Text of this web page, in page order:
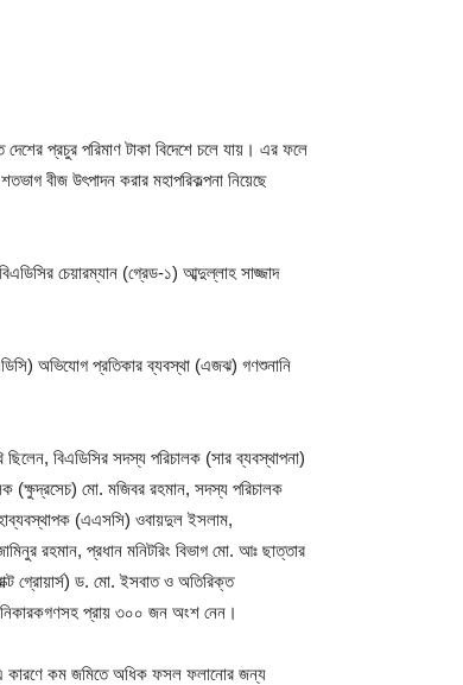
প্রচুর পরিমাণ টাকা বিদেশে চলে যায়। এর ফলে
বীজ উৎপাদন করার মহাপরিকল্পনা নিয়েছে
চেয়ারম্যান (গ্রেড-১) আব্দুল্লাহ সাজ্জাদ
অভিযোগ প্রতিকার ব্যবস্থা (এজঝ) গণশুনানি
বিএডিসির সদস্য পরিচালক (সার ব্যবস্থাপনা)
(ক্ষুদ্রসেচ) মো. মজিবর রহমান, সদস্য পরিচালক
(এএসসি) ওবায়দুল ইসলাম,
রহমান, প্রধান মনিটরিং বিভাগ মো. আঃ ছাত্তার
গ্রোয়ার্স) ড. মো. ইসবাত ও অতিরিক্ত
প্রায় ৩০০ জন অংশ নেন।
এ কারণে কম জমিতে অধিক ফসল ফলানোর জন্য